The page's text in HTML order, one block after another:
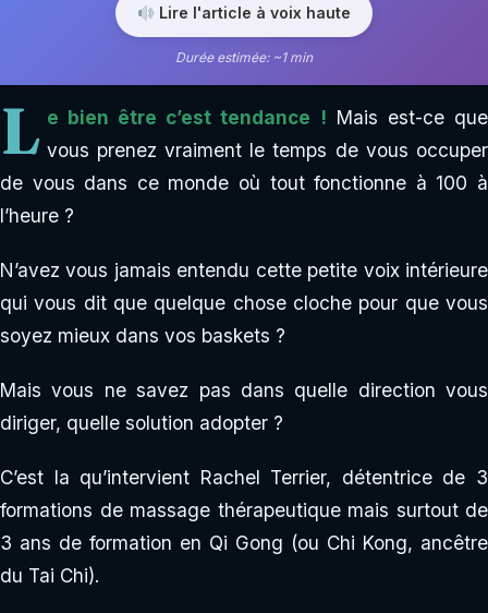
Lire l'article à voix haute
Durée estimée: ~1 min
L e bien être c’est tendance ! Mais est-ce que
vous prenez vraiment le temps de vous occuper
de vous dans ce monde où tout fonctionne à 100 à
l’heure ?
N’avez vous jamais entendu cette petite voix intérieure
qui vous dit que quelque chose cloche pour que vous
soyez mieux dans vos baskets ?
Mais vous ne savez pas dans quelle direction vous
diriger, quelle solution adopter ?
C’est la qu’intervient Rachel Terrier, détentrice de 3
formations de massage thérapeutique mais surtout de
3 ans de formation en Qi Gong (ou Chi Kong, ancêtre
du Tai Chi).